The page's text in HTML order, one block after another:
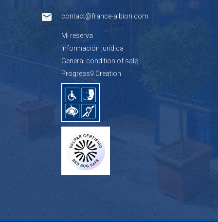
contact@france-albion.com
Mi reserva
Información jurídica
General condition of sale
Progress9 Creation